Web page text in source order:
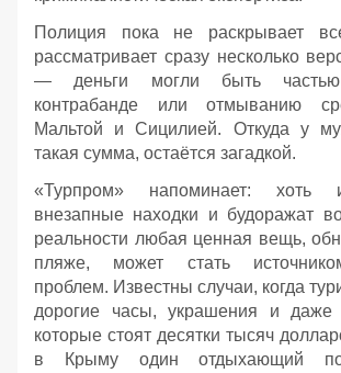
Полиция пока не раскрывает
рассматривает сразу несколько
— деньги могли быть
контрабанде или отмыванию
Мальтой и Сицилией. Откуда у
такая сумма, остаётся загадкой.
«Турпром» напоминает: хоть
внезапные находки и будоражат
реальности любая ценная вещь,
пляже, может стать
проблем. Известны случаи, когда
дорогие часы, украшения и даже
которые стоят десятки тысяч
в Крыму один отдыхающий